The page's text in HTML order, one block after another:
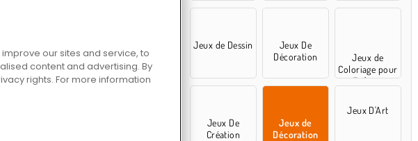
Jeux de Dessin
Jeux De
Décoration
Jeux de
Coloriage pour
Enfants
Jeux De
Création
Jeux de
Décoration
Jeux D'Art
our sites and service, to
content and advertising. By
rights. For more information